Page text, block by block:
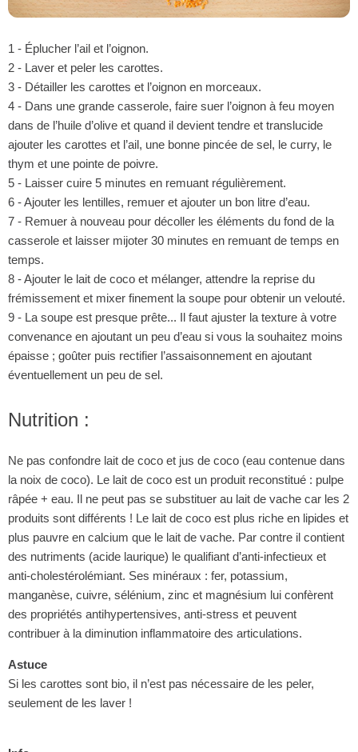
1 - Éplucher l’ail et l’oignon.
2 - Laver et peler les carottes.
3 - Détailler les carottes et l’oignon en morceaux.
4 - Dans une grande casserole, faire suer l’oignon à feu moyen
dans de l’huile d’olive et quand il devient tendre et translucide
ajouter les carottes et l’ail, une bonne pincée de sel, le curry, le
thym et une pointe de poivre.
5 - Laisser cuire 5 minutes en remuant régulièrement.
6 - Ajouter les lentilles, remuer et ajouter un bon litre d’eau.
7 - Remuer à nouveau pour décoller les éléments du fond de la
casserole et laisser mijoter 30 minutes en remuant de temps en
temps.
8 - Ajouter le lait de coco et mélanger, attendre la reprise du
frémissement et mixer finement la soupe pour obtenir un velouté.
9 - La soupe est presque prête... Il faut ajuster la texture à votre
convenance en ajoutant un peu d’eau si vous la souhaitez moins
épaisse ; goûter puis rectifier l’assaisonnement en ajoutant
éventuellement un peu de sel.
Nutrition :
Ne pas confondre lait de coco et jus de coco (eau contenue dans
la noix de coco). Le lait de coco est un produit reconstitué : pulpe
râpée + eau. Il ne peut pas se substituer au lait de vache car les 2
produits sont différents ! Le lait de coco est plus riche en lipides et
plus pauvre en calcium que le lait de vache. Par contre il contient
des nutriments (acide laurique) le qualifiant d’anti-infectieux et
anti-cholestérolémiant. Ses minéraux : fer, potassium,
manganèse, cuivre, sélénium, zinc et magnésium lui confèrent
des propriétés antihypertensives, anti-stress et peuvent
contribuer à la diminution inflammatoire des articulations.
Astuce
Si les carottes sont bio, il n’est pas nécessaire de les peler,
seulement de les laver !